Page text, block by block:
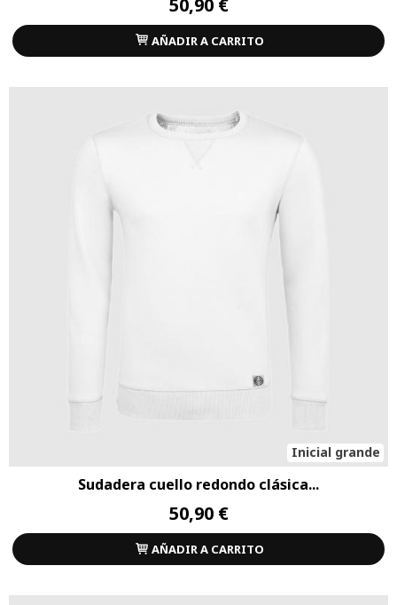
AÑADIR A CARRITO
Inicial grande
Sudadera cuello redondo clásica...
50,90 €
AÑADIR A CARRITO